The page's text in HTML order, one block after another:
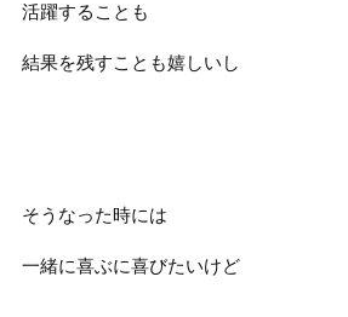
活躍することも
結果を残すことも嬉しいし
そうなった時には
一緒に喜ぶに喜びたいけど